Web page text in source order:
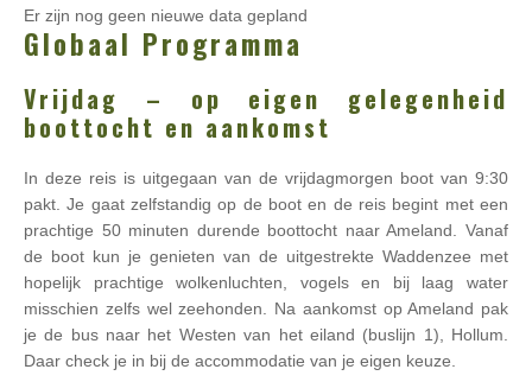
Er zijn nog geen nieuwe data gepland
Globaal Programma
Vrijdag – op eigen gelegenheid
boottocht en aankomst
In deze reis is uitgegaan van de vrijdagmorgen boot van 9:30
pakt. Je gaat zelfstandig op de boot en de reis begint met een
prachtige 50 minuten durende boottocht naar Ameland. Vanaf
de boot kun je genieten van de uitgestrekte Waddenzee met
hopelijk prachtige wolkenluchten, vogels en bij laag water
misschien zelfs wel zeehonden. Na aankomst op Ameland pak
je de bus naar het Westen van het eiland (buslijn 1), Hollum.
Daar check je in bij de accommodatie van je eigen keuze.